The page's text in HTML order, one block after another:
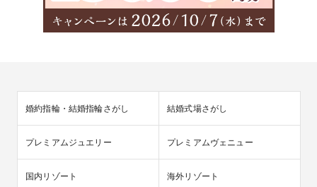
婚約指輪・結婚指輪さがし 結婚式場さがし
プレミアムジュエリー プレミアムヴェニュー
国内リゾート 海外リゾート